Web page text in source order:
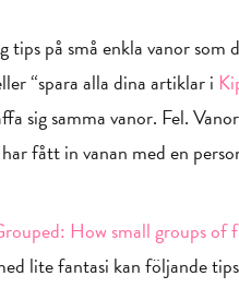
på små enkla vanor som
“spara alla dina artiklar i
sig samma vanor. Fel.
fått in vanan med en
How small groups of
lite fantasi kan följande